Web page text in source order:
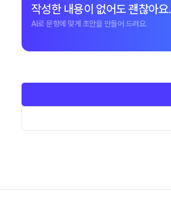
작성한 내용이 없어도 괜찮아요.
AI로 문항에 맞게 초안을 만들어 드려요.